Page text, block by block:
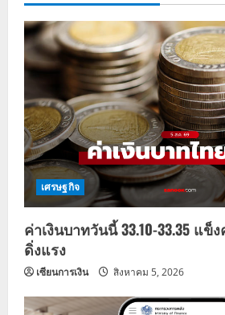
เศรษฐกิจ
ค่าเงินบาทวันนี้ 33.10-33.35 แ
ดิ่งแรง
เซียนการเงิน สิงหาคม 5, 2026